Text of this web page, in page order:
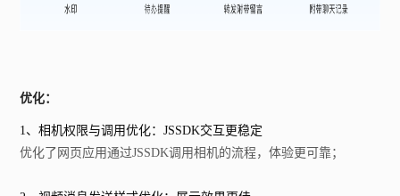
优化：
1、相机权限与调用优化：JSSDK交互更稳定
优化了网页应用通过JSSDK调用相机的流程，体验更可靠；